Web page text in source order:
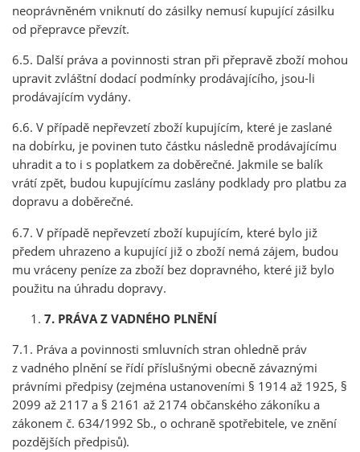
neoprávněném vniknutí do zásilky nemusí kupující zásilku
od přepravce převzít.
6.5. Další práva a povinnosti stran při přepravě zboží mohou
upravit zvláštní dodací podmínky prodávajícího, jsou-li
prodávajícím vydány.
6.6. V případě nepřevzetí zboží kupujícím, které je zaslané
na dobírku, je povinen tuto částku následně prodávajícímu
uhradit a to i s poplatkem za doběrečné. Jakmile se balík
vrátí zpět, budou kupujícímu zaslány podklady pro platbu za
dopravu a doběrečné.
6.7. V případě nepřevzetí zboží kupujícím, které bylo již
předem uhrazeno a kupující již o zboží nemá zájem, budou
mu vráceny peníze za zboží bez dopravného, které již bylo
použitu na úhradu dopravy.
7. PRÁVA Z VADNÉHO PLNĚNÍ
7.1. Práva a povinnosti smluvních stran ohledně práv
z vadného plnění se řídí příslušnými obecně závaznými
právními předpisy (zejména ustanoveními § 1914 až 1925, §
2099 až 2117 a § 2161 až 2174 občanského zákoníku a
zákonem č. 634/1992 Sb., o ochraně spotřebitele, ve znění
pozdějších předpisů).